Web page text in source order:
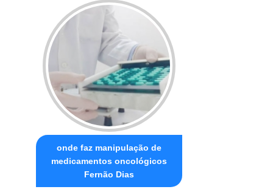
onde faz manipulação de
medicamentos oncológicos
Fernão Dias